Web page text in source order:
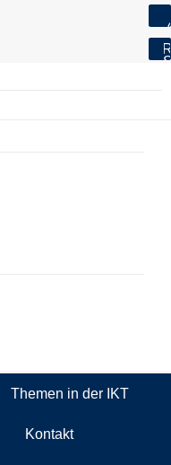
Themen in der IKT
Kontakt